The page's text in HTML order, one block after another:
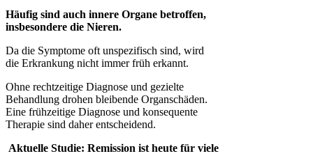
Häufig sind auch innere Organe betroffen,
insbesondere die Nieren.
Da die Symptome oft unspezifisch sind, wird
die Erkrankung nicht immer früh erkannt.
Ohne rechtzeitige Diagnose und gezielte
Behandlung drohen bleibende Organschäden.
Eine frühzeitige Diagnose und konsequente
Therapie sind daher entscheidend.
Aktuelle Studie: Remission ist heute für viele